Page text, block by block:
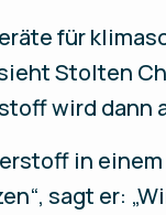
für
Stolten
wird
in
sagt er: